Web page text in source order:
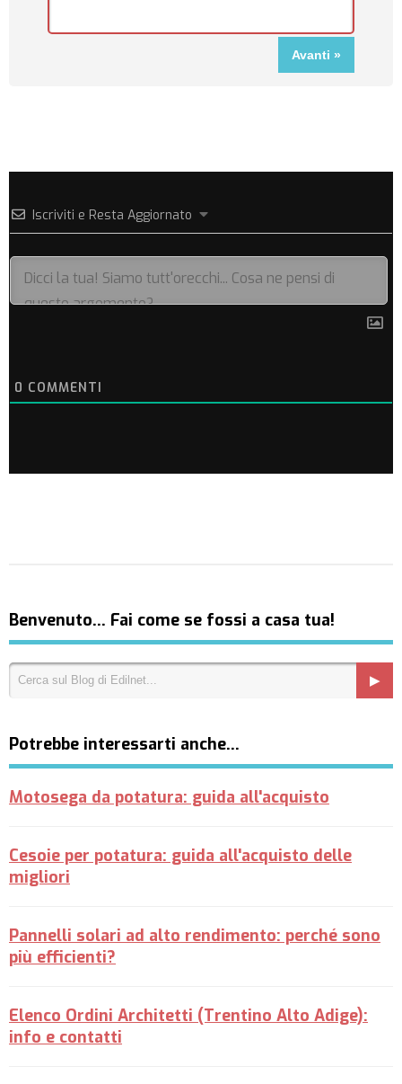
Iscriviti e Resta Aggiornato
0 COMMENTI
Benvenuto… Fai come se fossi a casa tua!
Potrebbe interessarti anche…
Motosega da potatura: guida all'acquisto
Cesoie per potatura: guida all'acquisto delle
migliori
Pannelli solari ad alto rendimento: perché sono
più efficienti?
Elenco Ordini Architetti (Trentino Alto Adige):
info e contatti